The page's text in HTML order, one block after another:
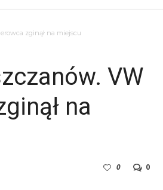
zginął na miejscu
VW
na
0
0